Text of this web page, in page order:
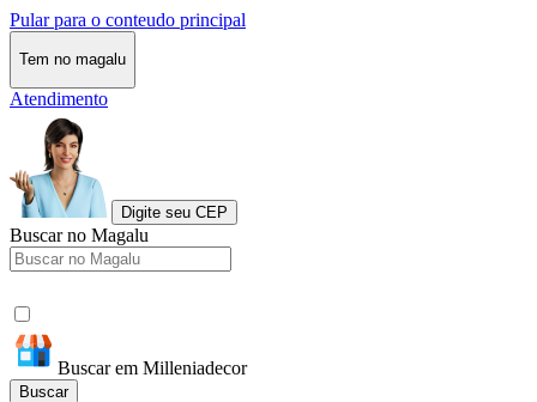
Pular para o conteudo principal
Tem no magalu
Atendimento
Digite seu CEP
Buscar no Magalu
Buscar em Milleniadecor
Buscar